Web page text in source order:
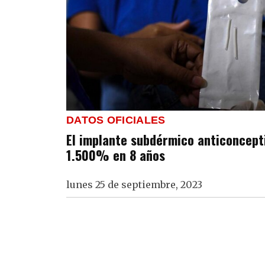
DATOS OFICIALES
El implante subdérmico
1.500% en 8 años
lunes 25 de septiembre, 2023